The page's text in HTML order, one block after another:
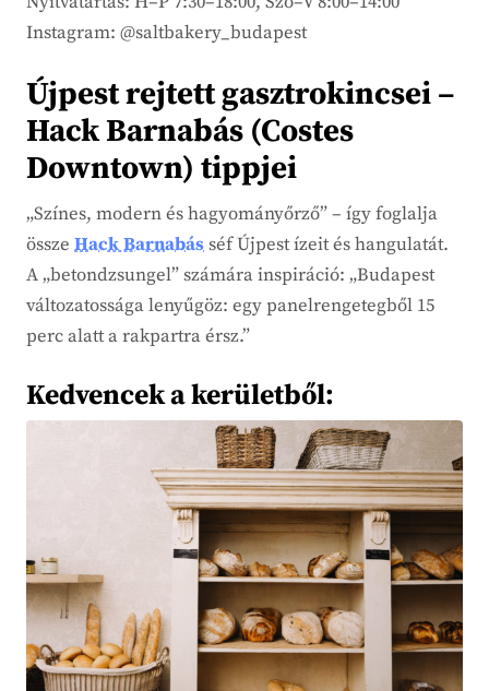
Instagram: @saltbakery_budapest
Újpest rejtett gasztrokincsei –
Hack Barnabás (Costes
Downtown) tippjei
„Színes, modern és hagyományőrző” – így foglalja
össze Hack Barnabásséf Újpest ízeit és hangulatát.
A „betondzsungel” számára inspiráció: „Budapest
változatossága lenyűgöz: egy panelrengetegből 15
perc alatt a rakpartra érsz.”
Kedvencek a kerületből: